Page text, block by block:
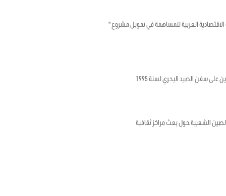
والصندوق الكويتي للتنمية الاقتصادية العربية للمساهمة في تمويل مشروع "
على سفن الصيد البحري لسنة 1995